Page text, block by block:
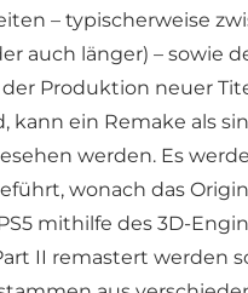
– typischerweise
auch länger) – sowie
Produktion neuer
kann ein Remake als
werden. Es
wonach das
mithilfe des 3D-
II remastert werden